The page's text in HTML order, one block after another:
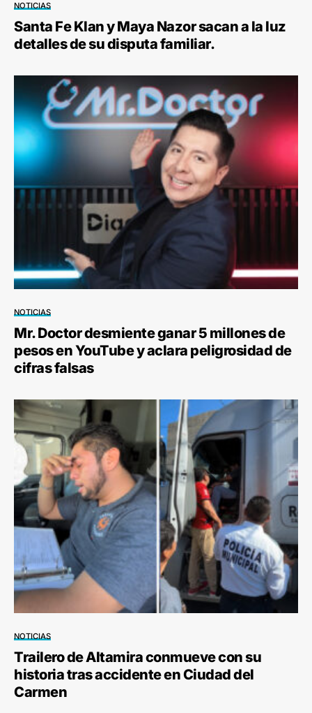
NOTICIAS
Santa Fe Klan y Maya Nazor sacan a la luz
detalles de su disputa familiar.
NOTICIAS
Mr. Doctor desmiente ganar 5 millones de
pesos en YouTube y aclara peligrosidad de
cifras falsas
NOTICIAS
Trailero de Altamira conmueve con su
historia tras accidente en Ciudad del
Carmen